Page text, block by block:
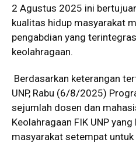
2 Agustus 2025 ini
kualitas hidup masyarakat
pengabdian yang
keolahragaan.
Berdasarkan keterangan
UNP, Rabu (6/8/2025)
sejumlah dosen dan
Keolahragaan FIK UNP
masyarakat setempat